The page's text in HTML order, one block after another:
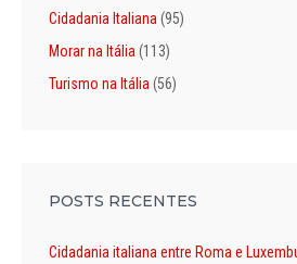
Cidadania Italiana (95)
Morar na Itália (113)
Turismo na Itália (56)
POSTS RECENTES
Cidadania italiana entre Roma e